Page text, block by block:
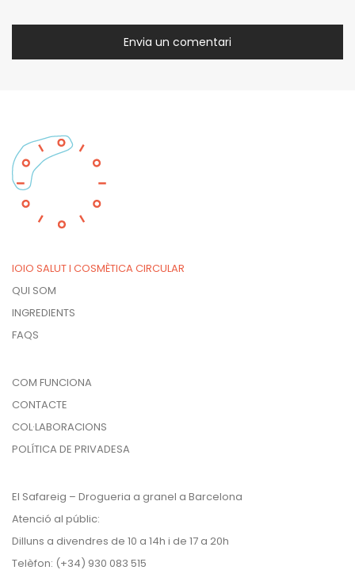
IOIO SALUT I COSMÈTICA CIRCULAR
QUI SOM
INGREDIENTS
FAQS
COM FUNCIONA
CONTACTE
COL·LABORACIONS
POLÍTICA DE PRIVADESA
El Safareig – Drogueria a granel a Barcelona
Atenció al públic:
Dilluns a divendres de 10 a 14h i de 17 a 20h
Telèfon: (+34) 930 083 515